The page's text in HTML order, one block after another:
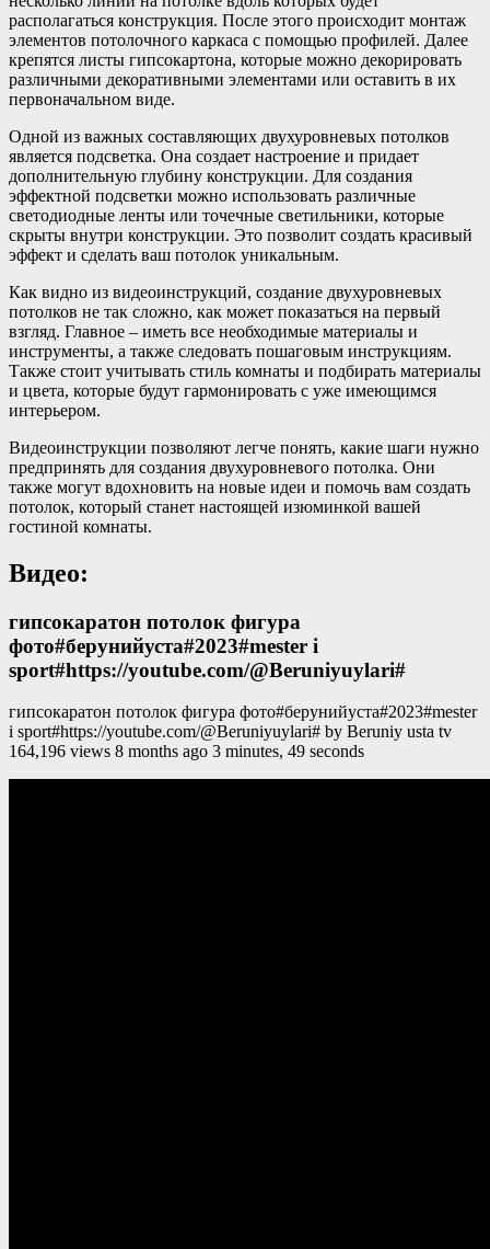
располагаться конструкция. После этого происходит монтаж
элементов потолочного каркаса с помощью профилей. Далее
крепятся листы гипсокартона, которые можно декорировать
различными декоративными элементами или оставить в их
первоначальном виде.
Одной из важных составляющих двухуровневых потолков
является подсветка. Она создает настроение и придает
дополнительную глубину конструкции. Для создания
эффектной подсветки можно использовать различные
светодиодные ленты или точечные светильники, которые
скрыты внутри конструкции. Это позволит создать красивый
эффект и сделать ваш потолок уникальным.
Как видно из видеоинструкций, создание двухуровневых
потолков не так сложно, как может показаться на первый
взгляд. Главное – иметь все необходимые материалы и
инструменты, а также следовать пошаговым инструкциям.
Также стоит учитывать стиль комнаты и подбирать материалы
и цвета, которые будут гармонировать с уже имеющимся
интерьером.
Видеоинструкции позволяют легче понять, какие шаги нужно
предпринять для создания двухуровневого потолка. Они
также могут вдохновить на новые идеи и помочь вам создать
потолок, который станет настоящей изюминкой вашей
гостиной комнаты.
Видео:
гипсокaратон потолок фигура
фото#берунийуста#2023#mester i
sport#https://youtube.com/@Beruniyuylari#
гипсокaратон потолок фигура фото#берунийуста#2023#mester
i sport#https://youtube.com/@Beruniyuylari# by Beruniy usta tv
164,196 views 8 months ago 3 minutes, 49 seconds